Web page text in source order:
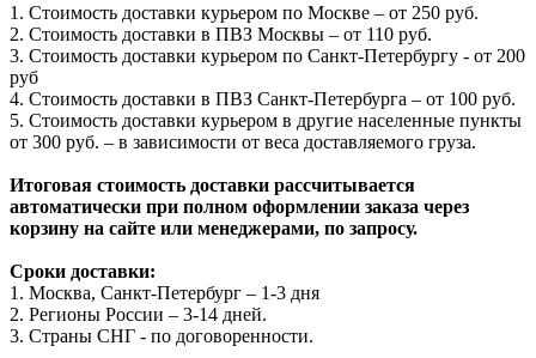
1. Стоимость доставки курьером по Москве – от 250 руб.
2. Стоимость доставки в ПВЗ Москвы – от 110 руб.
3. Стоимость доставки курьером по Санкт-Петербургу - от 200
руб
4. Стоимость доставки в ПВЗ Санкт-Петербурга – от 100 руб.
5. Стоимость доставки курьером в другие населенные пункты
от 300 руб. – в зависимости от веса доставляемого груза.
Итоговая стоимость доставки рассчитывается
автоматически при полном оформлении заказа через
корзину на сайте или менеджерами, по запросу.
Сроки доставки:
1. Москва, Санкт-Петербург – 1-3 дня
2. Регионы России – 3-14 дней.​
3. Страны СНГ - по договоренности.